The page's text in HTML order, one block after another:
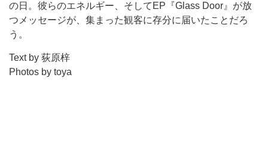
の日。彼らのエネルギー、そしてEP『Glass Door』が放
つメッセージが、集まった観客に存分に届いたことだろ
う。
Text by 荻原梓
Photos by toya